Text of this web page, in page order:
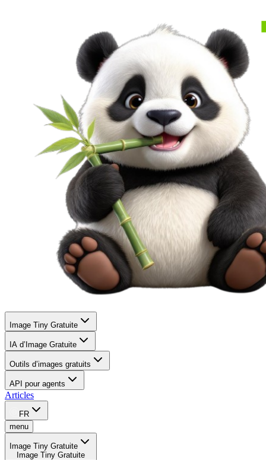
Image Tiny Gratuite
IA d’Image Gratuite
Outils d’images gratuits
API pour agents
Articles
FR
menu
Image Tiny Gratuite
Image Tiny Gratuite